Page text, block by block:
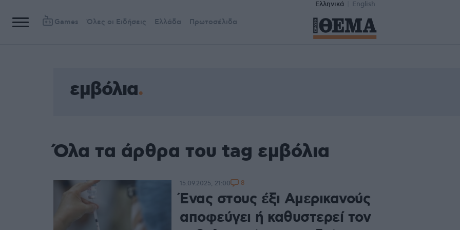
Ελληνικά English
Games Όλες οι Ειδήσεις Ελλάδα Πρωτοσέλιδα
εμβόλια
Όλα τα άρθρα του tag εμβόλια
Ένας στους έξι Αμερικανούς
αποφεύγει ή καθυστερεί τον
15.09.2025, 21:00 8